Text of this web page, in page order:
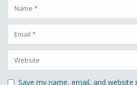
Save my name, email, and